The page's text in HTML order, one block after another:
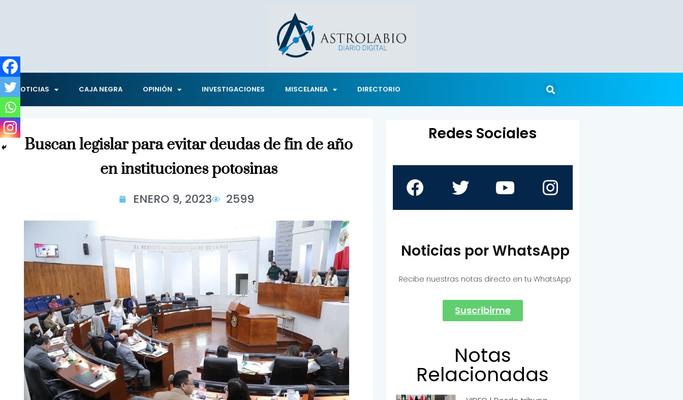
NOTICIAS CAJA NEGRA OPINIÓN INVESTIGACIONES MISCELANEA DIRECTORIO
Buscan legislar para evitar deudas de fin de año
en instituciones potosinas
ENERO 9, 2023 2599
Redes Sociales
Noticias por WhatsApp
Recibe nuestras notas directo en tu WhatsApp
Suscribirme
Notas
Relacionadas